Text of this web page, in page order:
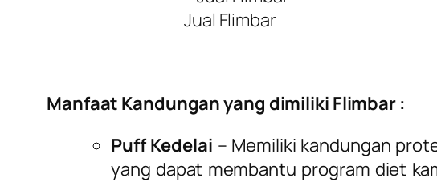
Jual Flimbar
Manfaat Kandungan yang dimiliki Flimbar :
Puff Kedelai – Memiliki kandungan
yang dapat membantu program diet